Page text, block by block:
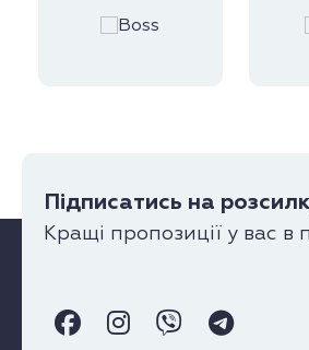
Підписатись на
Кращі пропозиції у вас в